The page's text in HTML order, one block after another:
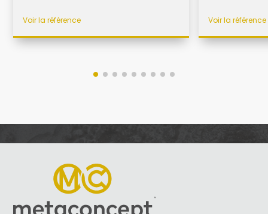
Voir la référence Voir la référence